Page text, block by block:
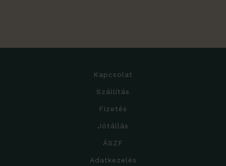
Kapcsolat
Szállítás
Fizetés
Jótállás
ÁSZF
Adatkezelés